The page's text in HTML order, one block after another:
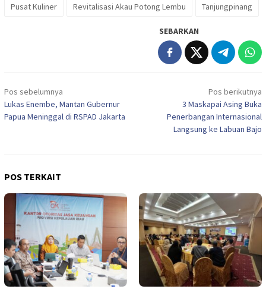
Pusat Kuliner
Revitalisasi Akau Potong Lembu Tanjungpinang
SEBARKAN
Navigasi
pos
Pos sebelumnya
Lukas Enembe, Mantan Gubernur
Papua Meninggal di RSPAD Jakarta
Pos berikutnya
3 Maskapai Asing Buka
Penerbangan Internasional
Langsung ke Labuan Bajo
POS TERKAIT